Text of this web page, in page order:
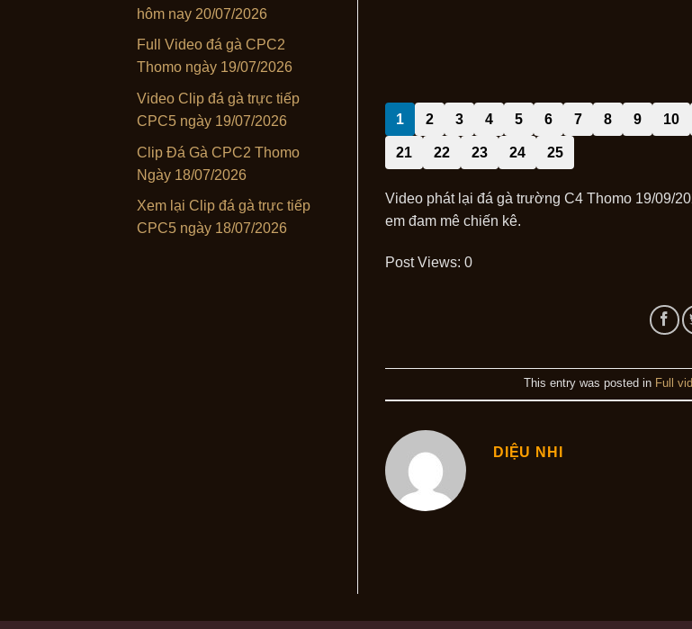
hôm nay 20/07/2026
Full Video đá gà CPC2
Thomo ngày 19/07/2026
Video Clip đá gà trực tiếp
CPC5 ngày 19/07/2026
Clip Đá Gà CPC2 Thomo
Ngày 18/07/2026
Xem lại Clip đá gà trực tiếp
CPC5 ngày 18/07/2026
1 2 3 4 5 6 7 8 9 10
21 22 23 24 25
Video phát lại đá gà trường C4 Thomo 19/09/
em đam mê chiến kê.
Post Views: 0
This entry was posted in Full
DIỆU NHI